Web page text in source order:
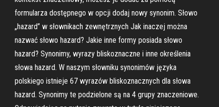
formularza dostępnego w opcji dodaj nowy synonim. Słowo
„hazard” w słownikach zewnętrznych Jak inaczej można
nazwać słowo hazard? Jakie inne formy posiada słowo
hazard? Synonimy, wyrazy bliskoznaczne i inne określenia
słowa hazard. W naszym słowniku synonimów języka
polskiego istnieje 67 wyrazów bliskoznacznych dla słowa
hazard. Synonimy te podzielone są na 4 grupy znaczeniowe.